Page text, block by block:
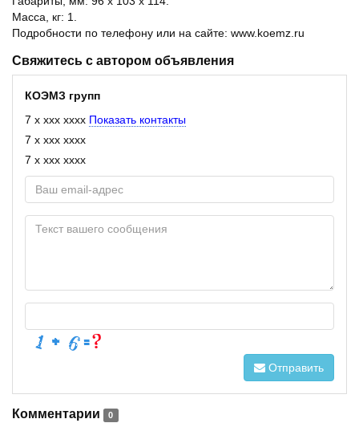
Масса, кг: 1.
Подробности по телефону или на сайте: www.koemz.ru
Свяжитесь с автором объявления
КОЭМЗ групп
7 x xxx xxxx Показать контакты
7 x xxx xxxx
7 x xxx xxxx
Отправить
Комментарии 0